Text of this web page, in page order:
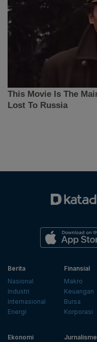
Berita
Nasional
Industri
Internasional
Energi
Finansial
Makro
Keuangan
Bursa
Korporasi
Ekonomi
Jurnalisme